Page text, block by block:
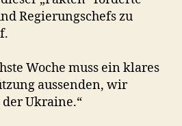
Regierungschefs zu
Woche muss ein klares
aussenden, wir
der Ukraine.“